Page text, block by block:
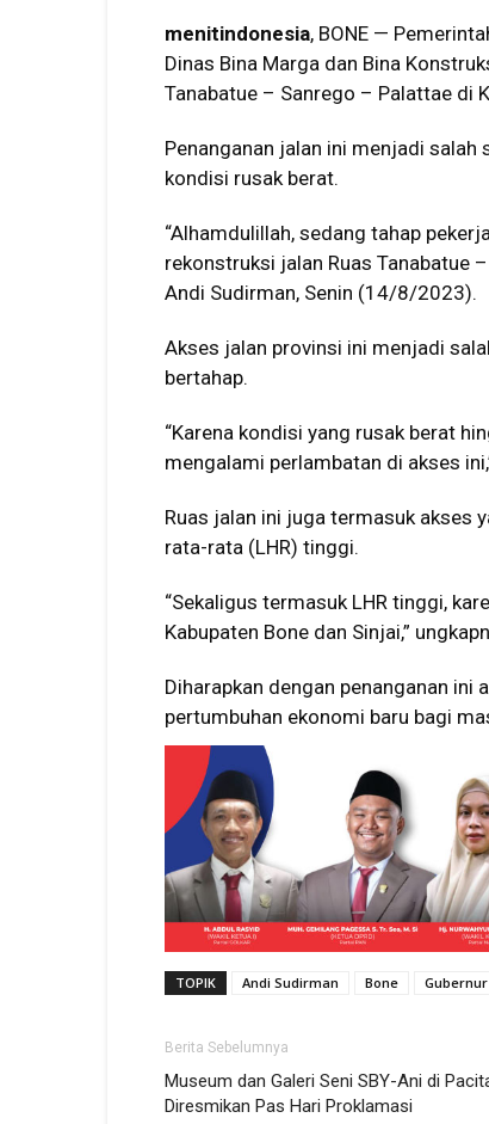
menitindonesia, BONE —
Dinas Bina Marga dan Bina
Tanabatue – Sanrego – Palattae di
Penanganan jalan ini menjadi salah
kondisi rusak berat.
“Alhamdulillah, sedang tahap
rekonstruksi jalan Ruas Tanabatue
Andi Sudirman, Senin (14/8/2023).
Akses jalan provinsi ini menjadi
bertahap.
“Karena kondisi yang rusak berat
mengalami perlambatan di akses
Ruas jalan ini juga termasuk akses
rata-rata (LHR) tinggi.
“Sekaligus termasuk LHR tinggi,
Kabupaten Bone dan Sinjai,”
Diharapkan dengan penanganan
pertumbuhan ekonomi baru bagi
TOPIK Andi Sudirman Bone
Berita Sebelumnya
Museum dan Galeri Seni SBY-Ani di
Diresmikan Pas Hari Proklamasi